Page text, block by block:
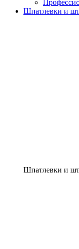
Шпатлевки и
Шпатлевки и